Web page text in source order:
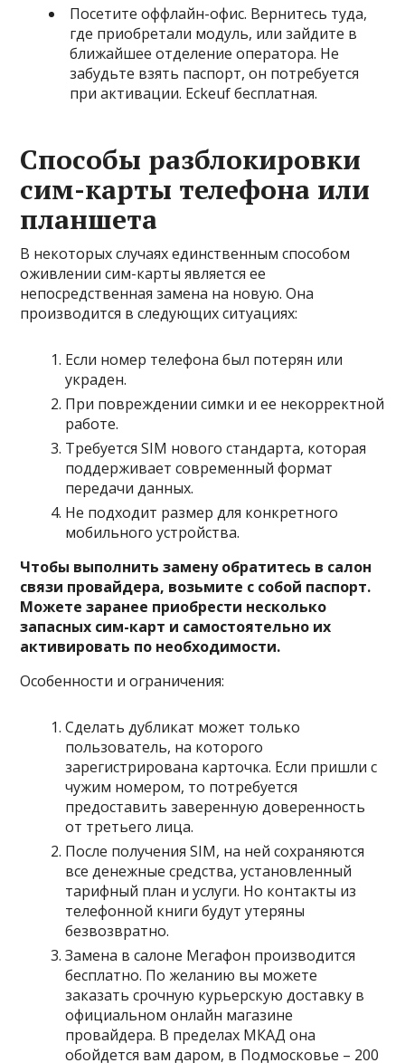
Посетите оффлайн-офис. Вернитесь туда,
где приобретали модуль, или зайдите в
ближайшее отделение оператора. Не
забудьте взять паспорт, он потребуется
при активации. Eckeuf бесплатная.
Способы разблокировки
сим-карты телефона или
планшета
В некоторых случаях единственным способом
оживлении сим-карты является ее
непосредственная замена на новую. Она
производится в следующих ситуациях:
Если номер телефона был потерян или
украден.
При повреждении симки и ее некорректной
работе.
Требуется SIM нового стандарта, которая
поддерживает современный формат
передачи данных.
Не подходит размер для конкретного
мобильного устройства.
Чтобы выполнить замену обратитесь в салон
связи провайдера, возьмите с собой паспорт.
Можете заранее приобрести несколько
запасных сим-карт и самостоятельно их
активировать по необходимости.
Особенности и ограничения:
Сделать дубликат может только
пользователь, на которого
зарегистрирована карточка. Если пришли с
чужим номером, то потребуется
предоставить заверенную доверенность
от третьего лица.
После получения SIM, на ней сохраняются
все денежные средства, установленный
тарифный план и услуги. Но контакты из
телефонной книги будут утеряны
безвозвратно.
Замена в салоне Мегафон производится
бесплатно. По желанию вы можете
заказать срочную курьерскую доставку в
официальном онлайн магазине
провайдера. В пределах МКАД она
обойдется вам даром, в Подмосковье – 200